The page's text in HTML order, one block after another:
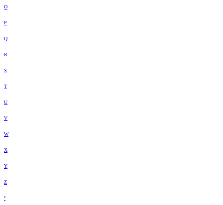
O
P
Q
R
S
T
U
V
W
X
Y
Z
²